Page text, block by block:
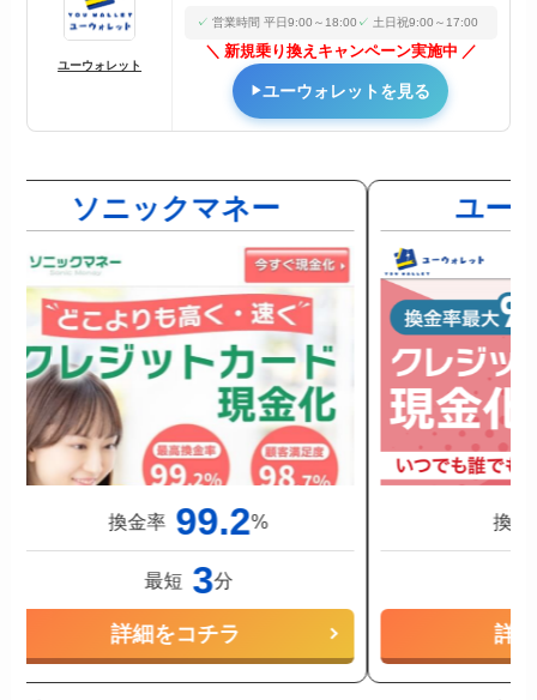
ユーウォレット
営業時間 平日9:00～18:00 土日祝9:00～17:00
新規乗り換えキャンペーン実施中
ユーウォレットを見る
ソニックマネー
換金率 99.2%
最短 3分
詳細をコチラ
ユー
換金
詳